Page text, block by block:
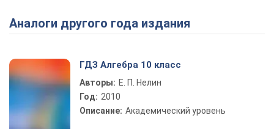
Play Video
Аналоги другого года издания
ГДЗ Алгебра 10 класс
Авторы: Е. П. Нелин
Год: 2010
Описание: Академический уровень